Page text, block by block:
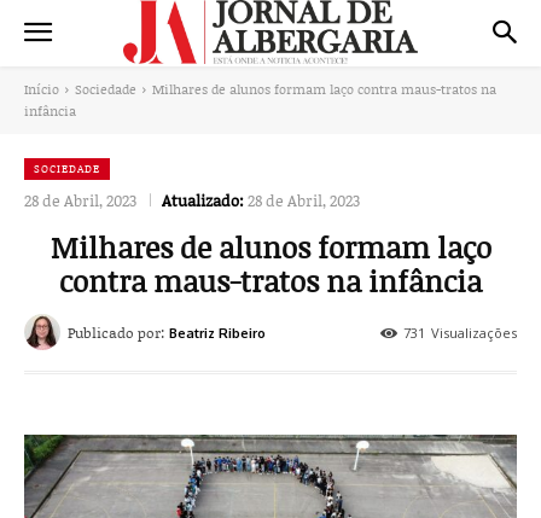
Início Sociedade
Milhares de alunos formam laço contra maus-tratos na
infância
SOCIEDADE
28 de Abril, 2023 Atualizado:28 de Abril, 2023
Milhares de alunos formam laço
contra maus-tratos na infância
731 Visualizações
Publicado por: Beatriz Ribeiro